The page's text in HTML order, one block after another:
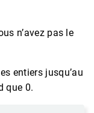
n’avez pas le
entiers jusqu’au
que 0.